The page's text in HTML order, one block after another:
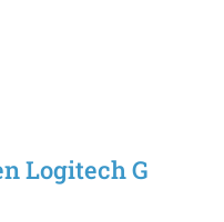
Logitech G